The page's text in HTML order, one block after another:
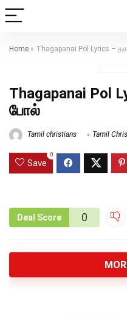
Home » Thagapanai Pol Lyrics –
Thagapanai Pol
போல்
Tamil christians Tamil
Save
0
Deal Score 0